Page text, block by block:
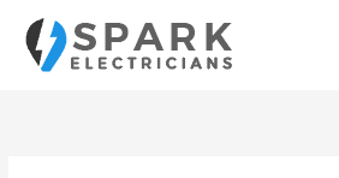
contenido